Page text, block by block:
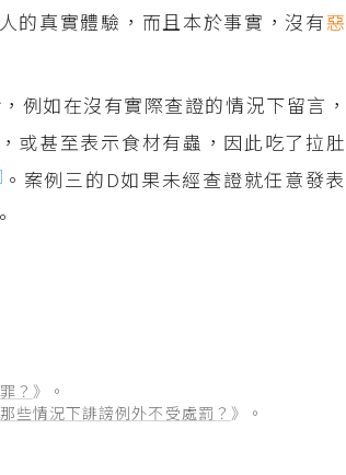
的真實體驗，而且本於事實，沒有
例如在沒有實際查證的情況下留言
或甚至表示食材有蟲，因此吃了拉
。案例三的D如果未經查證就任意發
？ 》。
些情況下誹謗例外不受處罰？ 》。